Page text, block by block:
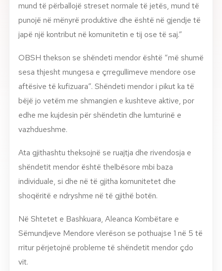
mund të përballojë streset normale të jetës, mund të
punojë në mënyrë produktive dhe është në gjendje të
japë një kontribut në komunitetin e tij ose të saj.”
OBSH thekson se shëndeti mendor është “më shumë
sesa thjesht mungesa e çrregullimeve mendore ose
aftësive të kufizuara”. Shëndeti mendor i pikut ka të
bëjë jo vetëm me shmangien e kushteve aktive, por
edhe me kujdesin për shëndetin dhe lumturinë e
vazhdueshme.
Ata gjithashtu theksojnë se ruajtja dhe rivendosja e
shëndetit mendor është thelbësore mbi baza
individuale, si dhe në të gjitha komunitetet dhe
shoqëritë e ndryshme në të gjithë botën.
Në Shtetet e Bashkuara, Aleanca Kombëtare e
Sëmundjeve Mendore vlerëson se pothuajse 1 në 5 të
rritur përjetojnë probleme të shëndetit mendor çdo
vit.